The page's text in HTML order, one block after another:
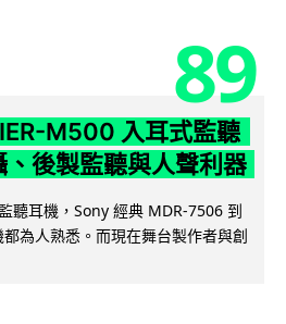
89
IER-M500 入耳式監聽
後製監聽與人聲利器
聽耳機，Sony 經典 MDR-7506 到
為人熟悉。而現在舞台製作者與創